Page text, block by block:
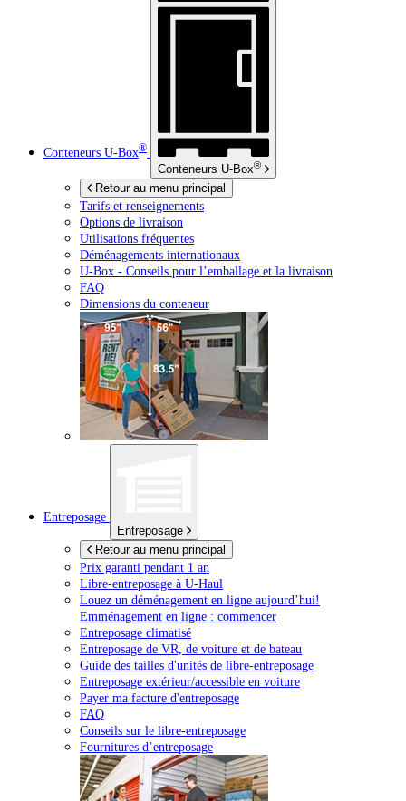
Conteneurs U-Box®
Conteneurs U-Box®
Retour au menu principal
Tarifs et renseignements
Options de livraison
Utilisations fréquentes
Déménagements internationaux
U-Box - Conseils pour l’emballage et la livraison
FAQ
Dimensions du conteneur
Entreposage
Entreposage
Retour au menu principal
Prix garanti pendant 1 an
Libre-entreposage à U-Haul
Louez un déménagement en ligne aujourd’hui!
Emménagement en ligne : commencer
Entreposage climatisé
Entreposage de VR, de voiture et de bateau
Guide des tailles d'unités de libre-entreposage
Entreposage extérieur/accessible en voiture
Payer ma facture d'entreposage
FAQ
Conseils sur le libre-entreposage
Fournitures d’entreposage